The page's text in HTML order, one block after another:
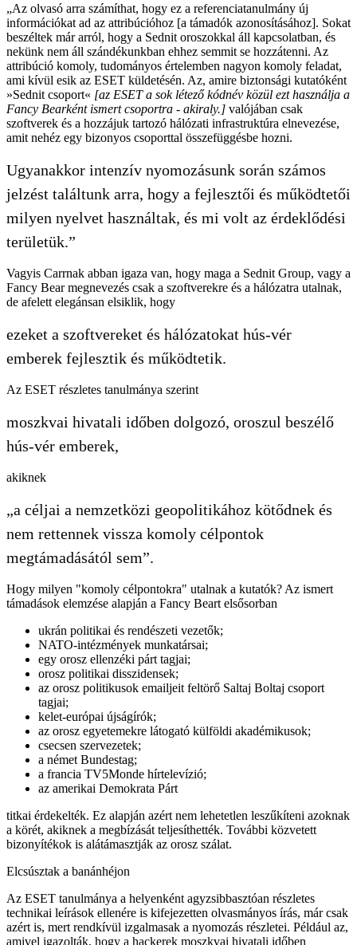
„Az olvasó arra számíthat, hogy ez a referenciatanulmány új
információkat ad az attribúcióhoz [a támadók azonosításához]. Sokat
beszéltek már arról, hogy a Sednit oroszokkal áll kapcsolatban, és
nekünk nem áll szándékunkban ehhez semmit se hozzátenni. Az
attribúció komoly, tudományos értelemben nagyon komoly feladat,
ami kívül esik az ESET küldetésén. Az, amire biztonsági kutatóként
»Sednit csoport« [az ESET a sok létező kódnév közül ezt használja a
Fancy Bearként ismert csoportra - akiraly.] valójában csak
szoftverek és a hozzájuk tartozó hálózati infrastruktúra elnevezése,
amit nehéz egy bizonyos csoporttal összefüggésbe hozni.
Ugyanakkor intenzív nyomozásunk során számos
jelzést találtunk arra, hogy a fejlesztői és működtetői
milyen nyelvet használtak, és mi volt az érdeklődési
területük.”
Vagyis Carrnak abban igaza van, hogy maga a Sednit Group, vagy a
Fancy Bear megnevezés csak a szoftverekre és a hálózatra utalnak,
de afelett elegánsan elsiklik, hogy
ezeket a szoftvereket és hálózatokat hús-vér
emberek fejlesztik és működtetik.
Az ESET részletes tanulmánya szerint
moszkvai hivatali időben dolgozó, oroszul beszélő
hús-vér emberek,
akiknek
„a céljai a nemzetközi geopolitikához kötődnek és
nem rettennek vissza komoly célpontok
megtámadásától sem”.
Hogy milyen "komoly célpontokra" utalnak a kutatók? Az ismert
támadások elemzése alapján a Fancy Beart elsősorban
ukrán politikai és rendészeti vezetők;
NATO-intézmények munkatársai;
egy orosz ellenzéki párt tagjai;
orosz politikai disszidensek;
az orosz politikusok emailjeit feltörő Saltaj Boltaj csoport
tagjai;
kelet-európai újságírók;
az orosz egyetemekre látogató külföldi akadémikusok;
csecsen szervezetek;
a német Bundestag;
a francia TV5Monde hírtelevízió;
az amerikai Demokrata Párt
titkai érdekelték. Ez alapján azért nem lehetetlen leszűkíteni azoknak
a körét, akiknek a megbízását teljesíthették. További közvetett
bizonyítékok is alátámasztják az orosz szálat.
Elcsúsztak a banánhéjon
Az ESET tanulmánya a helyenként agyzsibbasztóan részletes
technikai leírások ellenére is kifejezetten olvasmányos írás, már csak
azért is, mert rendkívül izgalmasak a nyomozás részletei. Például az,
amivel igazolták, hogy a hackerek moszkvai hivatali időben